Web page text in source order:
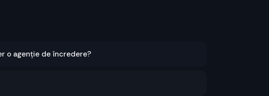
o agenție de încredere?